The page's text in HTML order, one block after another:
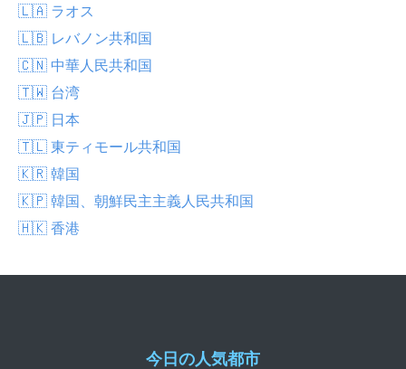
🇱🇦 ラオス
🇱🇧 レバノン共和国
🇨🇳 中華人民共和国
🇹🇼 台湾
🇯🇵 日本
🇹🇱 東ティモール共和国
🇰🇷 韓国
🇰🇵 韓国、朝鮮民主主義人民共和国
🇭🇰 香港
今日の人気都市